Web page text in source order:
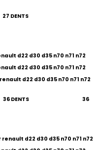
DENTS
DENTS 36